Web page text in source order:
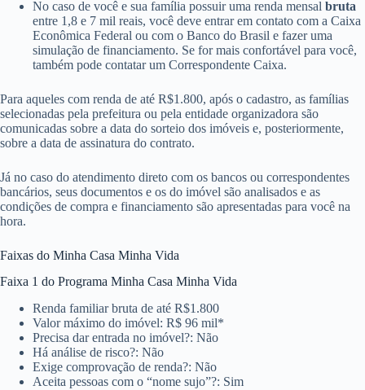
No caso de você e sua família possuir uma renda mensal bruta
entre 1,8 e 7 mil reais, você deve entrar em contato com a Caixa
Econômica Federal ou com o Banco do Brasil e fazer uma
simulação de financiamento. Se for mais confortável para você,
também pode contatar um Correspondente Caixa.
Para aqueles com renda de até R$1.800, após o cadastro, as famílias
selecionadas pela prefeitura ou pela entidade organizadora são
comunicadas sobre a data do sorteio dos imóveis e, posteriormente,
sobre a data de assinatura do contrato.
Já no caso do atendimento direto com os bancos ou correspondentes
bancários, seus documentos e os do imóvel são analisados e as
condições de compra e financiamento são apresentadas para você na
hora.
Faixas do Minha Casa Minha Vida
Faixa 1 do Programa Minha Casa Minha Vida
Renda familiar bruta de até R$1.800
Valor máximo do imóvel: R$ 96 mil*
Precisa dar entrada no imóvel?: Não
Há análise de risco?: Não
Exige comprovação de renda?: Não
Aceita pessoas com o “nome sujo”?: Sim